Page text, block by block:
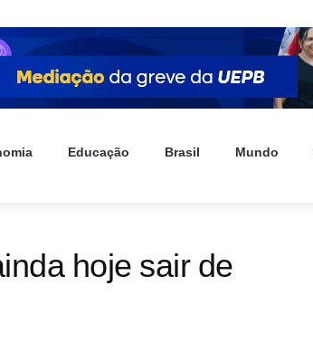
Educação Brasil Mundo
hoje sair de